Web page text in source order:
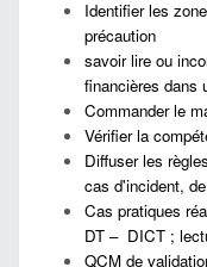
Identifier les
précaution
savoir lire ou
financières dans
Commander le
Vérifier la
Diffuser les
cas d'incident,
Cas pratiques
DT – DICT ;
QCM de